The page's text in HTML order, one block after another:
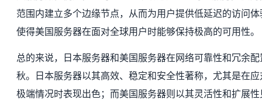
范围内建立多个边缘节点，从而为用户提供低延迟的访问
使得美国服务器在面对全球用户时能够保持极高的可用性。
总的来说，日本服务器和美国服务器在网络可靠性和冗余
秋。日本服务器以其高效、稳定和安全性著称，尤其是在
极端情况时表现出色；而美国服务器则以其灵活性和扩展